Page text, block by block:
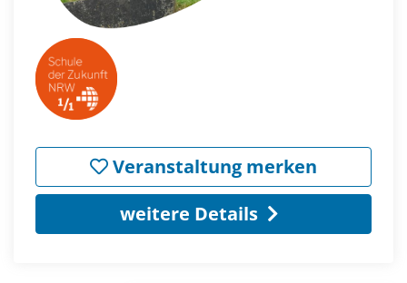
Veranstaltung merken
weitere Details